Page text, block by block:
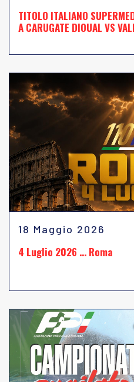
TITOLO ITALIANO
A CARUGATE DIOUAL VS
18 Maggio 2026
4 Luglio 2026 … Roma